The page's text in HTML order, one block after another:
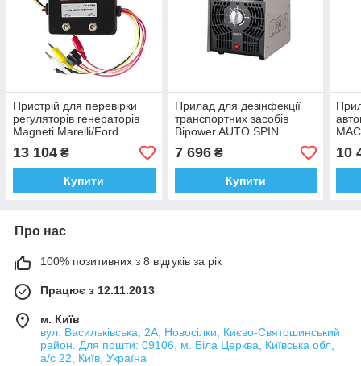
Пристрій для перевірки
регуляторів генераторів
Magneti Marelli/Ford
13 104 ₴
Купити
Прилад для дезінфекції
транспортних засобів
Bipower AUTO SPIN
7 696₴
Купити
10
Про нас
100% позитивних з 8 відгуків за рік
Працює з 12.11.2013
м. Київ
вул. Васильківська, 2А, Новосілки, Києво-Святошинський
район. Для пошти: 09106, м. Біла Церква, Київська обл,
а/с 22, Київ, Україна